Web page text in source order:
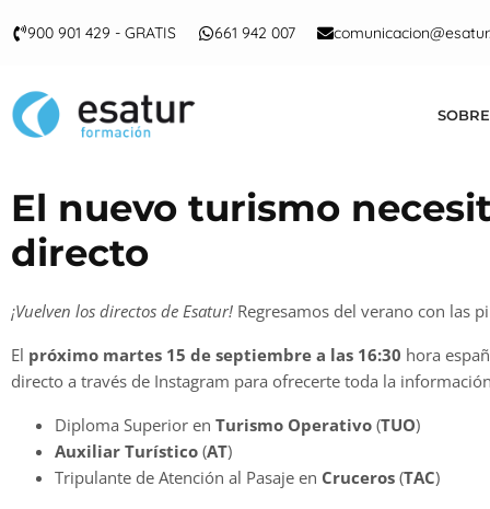
900 901 429 - GRATIS 661 942 007
El nuevo turismo
directo
¡Vuelven los directos de Esatur! Regresamos del verano con las
El próximo martes 15 de septiembre a las 16:30 hora
directo a través de Instagram para ofrecerte toda la
Diploma Superior en Turismo Operativo (TUO)
Auxiliar Turístico (AT)
Tripulante de Atención al Pasaje en Cruceros (TAC)